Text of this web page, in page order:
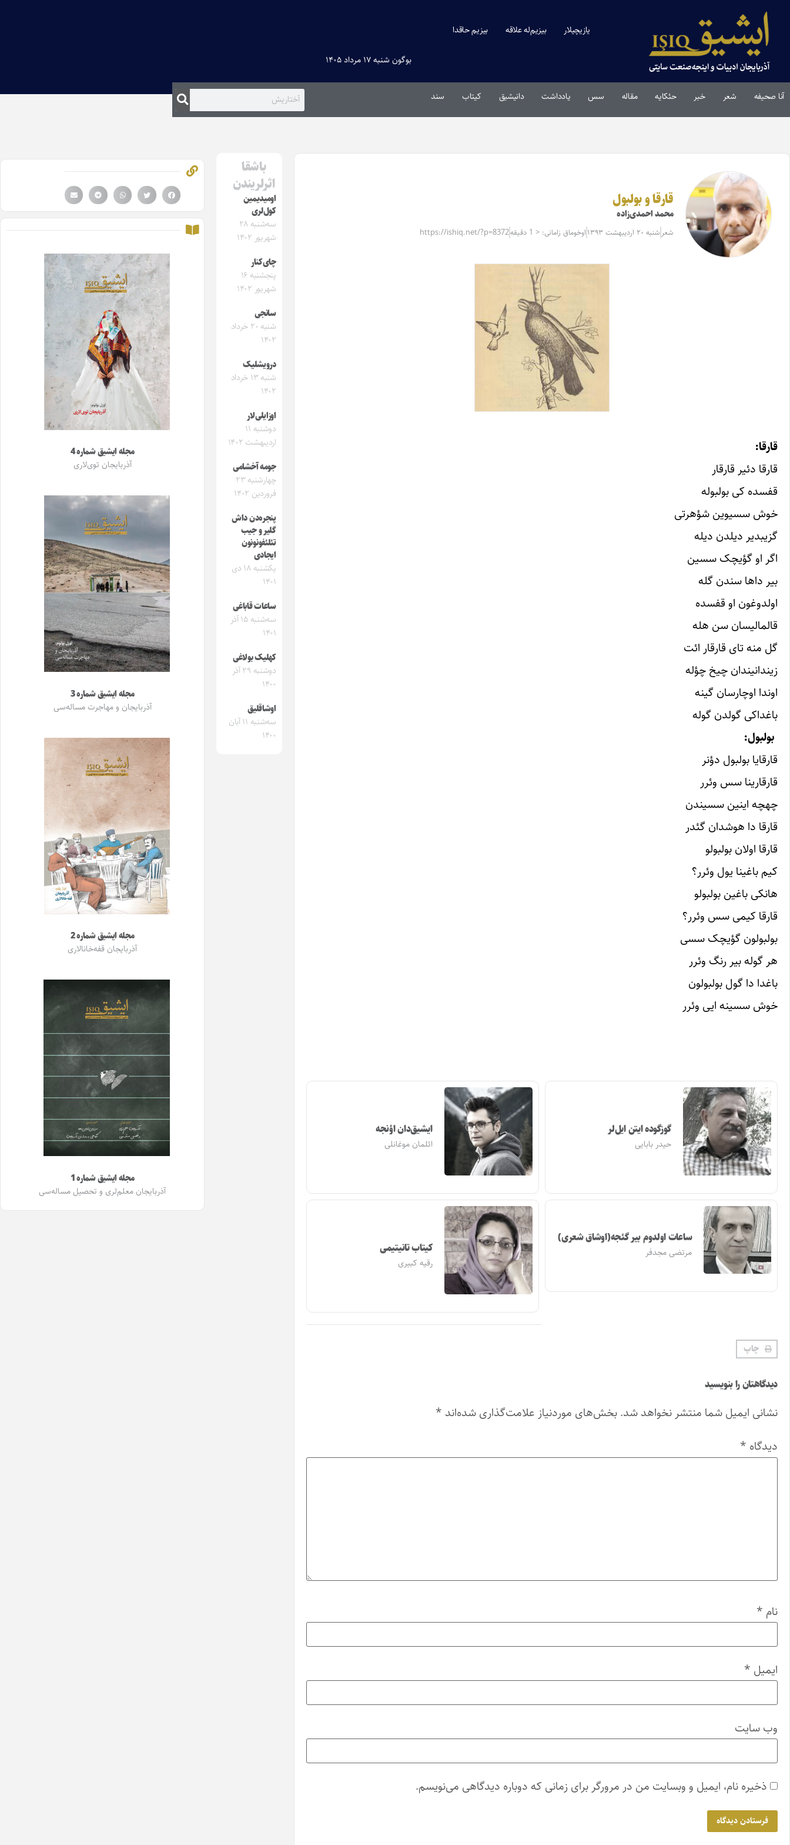
یازیچیلار بیزیم‌له علاقه بیزیم حاقدا
بوگون شنبه ۱۷ مرداد ۱۴۰۵
آنا صحیفه شعر خبر حئکایه مقاله‌ سس یادداشت دانیشیق کیتاب سند
قارقا و بولبول
محمد احمدی‌زاده
شعر شنبه ۲۰ اردیبهشت ۱۳۹۳ اوخوماق زامانی: < 1 دقیقه https://ishiq.net/?p=8372
قارقا:
قارقا دئیر قارقار
قفسده کی بولبوله
خوش سسیوین شؤهرتی
گزیبدیر دیلدن دیله
اگر او گؤیچک سسین
بیر داها سندن گله
اولدوغون او قفسده
قالمالیسان سن هله
گل منه تای قارقار ائت
زیندانیندان چیخ چؤله
اوندا اوچارسان گینه
باغداکی گولدن گوله
بولبول:
قارقایا بولبول دؤنر
قارقارینا سس وئرر
چهچه اینین سسیندن
قارقا دا هوشدان گئدر
قارقا اولان بولبولو
کیم باغینا یول وئرر؟
هانکی باغین بولبولو
قارقا کیمی سس وئرر؟
بولبولون گؤیچک سسی
هر گوله بیر رنگ وئرر
باغدا دا گول بولبولون
خوش سسینه ایی وئرر
گوزگوده ایتن ایل‌لر
حیدر بابایی
ایشیق‌دان اؤنجه
ائلمان موغانلی
ساعات اولدوم بیر گئجه(اوشاق شعری)
مرتضی مجدفر کیتاب تانیتیمی
رقیه کبیری
چاپ
دیدگاهتان را بنویسید
نشانی ایمیل شما منتشر نخواهد شد. بخش‌های موردنیاز علامت‌گذاری شده‌اند *
دیدگاه *
نام *
ایمیل *
وب‌ سایت
ذخیره نام، ایمیل و وبسایت من در مرورگر برای زمانی که دوباره دیدگاهی می‌نویسم.
باشقا
اثرلریندن
اومیدیمین
کول‌لری
سه‌شنبه ۲۸
شهریور ۱۴۰۲
چای‌کنار
پنجشنبه ۱۶
شهریور ۱۴۰۲
سانجی‌
شنبه ۲۰ خرداد
۱۴۰۲
درویشلیک
شنبه ۱۳ خرداد
۱۴۰۲
اوزایلی‌لار
دوشنبه ۱۱
اردیبهشت ۱۴۰۲
جومه آخشامی
چهارشنبه ۲۳
فروردین ۱۴۰۲
پنجره‌دن داش
گلیر و جیب
تئلئفونونون
ایجادی
یکشنبه ۱۸ دی
۱۴۰۱
ساعات قاباغی
سه‌شنبه ۱۵ آذر
۱۴۰۱
کهلیک بولاغی
دوشنبه ۲۹ آذر
۱۴۰۰
اوشاقلیق
سه‌شنبه ۱۱ آبان
۱۴۰۰
مجله ایشیق شماره 4
آذربایجان توی‌لاری
مجله ایشیق شماره 3
آذربایجان و مهاجرت مساله‌سی
مجله ایشیق شماره 2
آذربایجان قفه‌خانالاری
مجله ایشیق شماره 1
آذربایجان معلم‌لری و تحصیل مساله‌سی